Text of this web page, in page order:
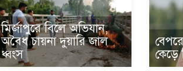
মির্জাপুরে বিলে অভিযান,
অবৈধ চায়না দুয়ারি জাল
ধ্বংস
কেড়ে